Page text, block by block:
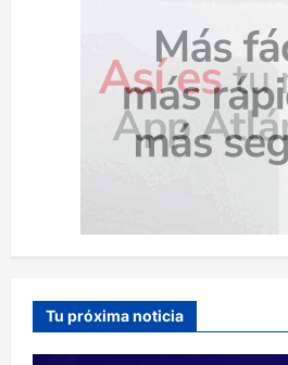
Tu próxima noticia